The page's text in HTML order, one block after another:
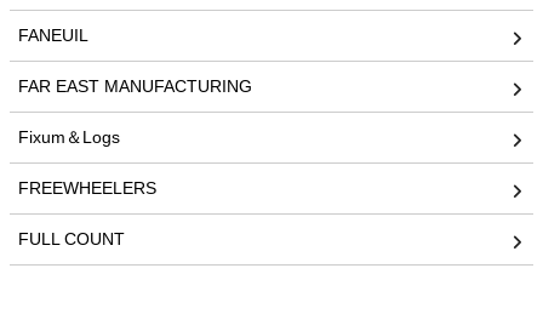
FANEUIL
FAR EAST MANUFACTURING
Fixum＆Logs
FREEWHEELERS
FULL COUNT